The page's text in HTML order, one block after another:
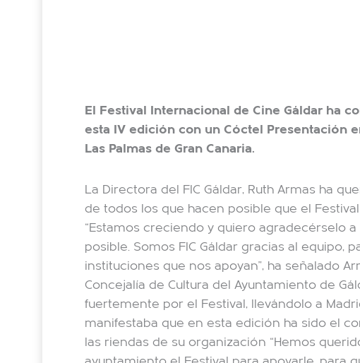
El Festival Internacional de Cine Gáldar ha
esta IV edición con un Cóctel Presentación
Las Palmas de Gran Canaria.
La Directora del FIC Gáldar, Ruth Armas ha
de todos los que hacen posible que el
“Estamos creciendo y quiero agradecérselo
posible. Somos FIC Gáldar gracias al equipo,
instituciones que nos apoyan”, ha señalado
Concejalía de Cultura del Ayuntamiento de
fuertemente por el Festival, llevándolo a
manifestaba que en esta edición ha sido el
las riendas de su organización “Hemos